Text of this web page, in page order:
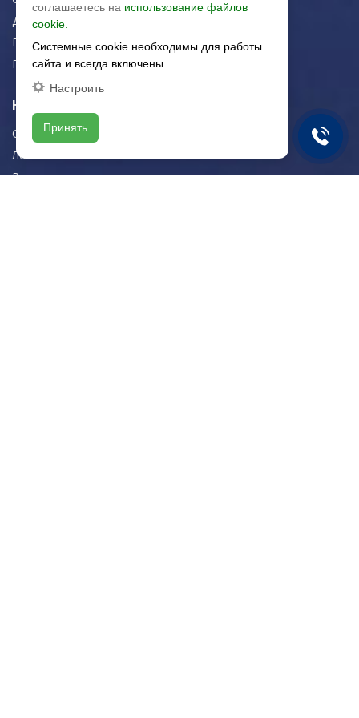
Для дома/офиса
Плитка для стен
Плитка для пола
Навигация
О компании
Логистика
Резка керамогранита
соглашаетесь на использование файлов
cookie.
Системные cookie необходимы для работы
сайта и всегда включены.
Настроить
Принять